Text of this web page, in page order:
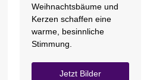
Weihnachtsbäume und
Kerzen schaffen eine
warme, besinnliche
Stimmung.
Jetzt Bilder